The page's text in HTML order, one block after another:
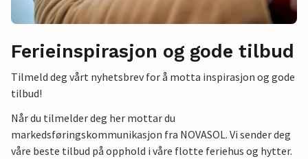
Ferieinspirasjon og gode tilbud
Tilmeld deg vårt nyhetsbrev for å motta inspirasjon og gode
tilbud!
Når du tilmelder deg her mottar du
markedsføringskommunikasjon fra NOVASOL. Vi sender deg
våre beste tilbud på opphold i våre flotte feriehus og hytter.